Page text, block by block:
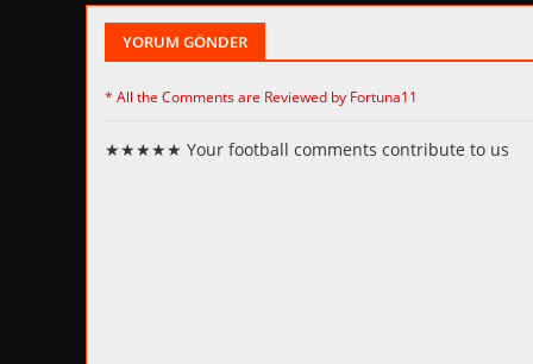
YORUM GÖNDER
* All the Comments are Reviewed by Fortuna11
★★★★★ Your football comments contribute to us